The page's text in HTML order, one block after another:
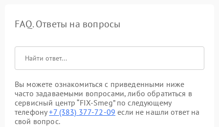
FAQ. Ответы на вопросы
Вы можете ознакомиться с приведенными ниже
часто задаваемыми вопросами, либо обратиться в
сервисный центр “FIX-Smeg” по следующему
телефону+7 (383) 377-72-09 если не нашли ответ на
свой вопрос.